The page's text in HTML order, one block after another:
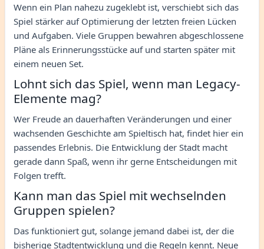
Wenn ein Plan nahezu zugeklebt ist, verschiebt sich das
Spiel stärker auf Optimierung der letzten freien Lücken
und Aufgaben. Viele Gruppen bewahren abgeschlossene
Pläne als Erinnerungsstücke auf und starten später mit
einem neuen Set.
Lohnt sich das Spiel, wenn man Legacy-
Elemente mag?
Wer Freude an dauerhaften Veränderungen und einer
wachsenden Geschichte am Spieltisch hat, findet hier ein
passendes Erlebnis. Die Entwicklung der Stadt macht
gerade dann Spaß, wenn ihr gerne Entscheidungen mit
Folgen trefft.
Kann man das Spiel mit wechselnden
Gruppen spielen?
Das funktioniert gut, solange jemand dabei ist, der die
bisherige Stadtentwicklung und die Regeln kennt. Neue